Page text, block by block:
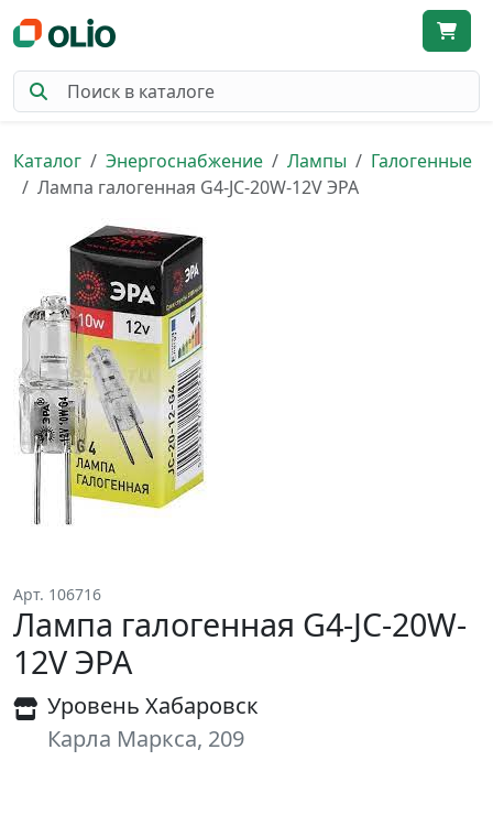
Каталог Энергоснабжение Лампы
Галогенные
Лампа галогенная G4-JC-20W-12V ЭРА
Арт. 106716
Лампа галогенная G4-JC-20W-
12V ЭРА
Уровень Хабаровск
Карла Маркса, 209